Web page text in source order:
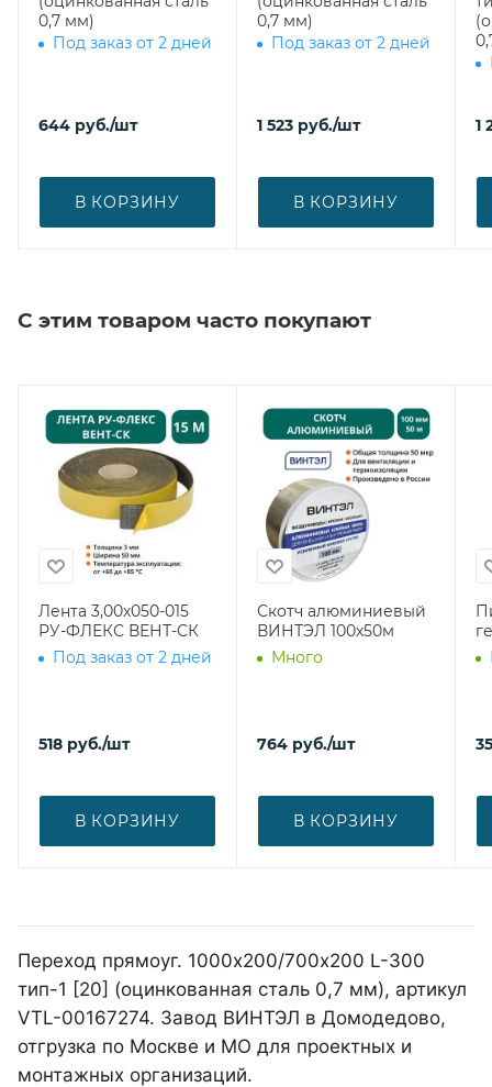
0,7 мм)
Под заказ от 2 дней
644 руб./шт
В КОРЗИНУ
0,7 мм)
Под заказ от 2 дней
1 523 руб./шт
В КОРЗИНУ
1
С этим товаром часто покупают
Лента 3,00х050-015
РУ-ФЛЕКС ВЕНТ-СК
Под заказ от 2 дней
518 руб./шт
В КОРЗИНУ
Скотч алюминиевый
ВИНТЭЛ 100х50м
Много
764 руб./шт
В КОРЗИНУ
Переход прямоуг. 1000х200/700х200 L-300
тип-1 [20] (оцинкованная сталь 0,7 мм), артикул
VTL-00167274. Завод ВИНТЭЛ в Домодедово,
отгрузка по Москве и МО для проектных и
монтажных организаций.